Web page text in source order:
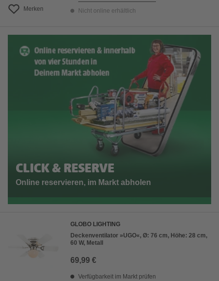
Merken Nicht online erhältlich
CLICK & RESERVE
Online reservieren, im Markt abholen
GLOBO LIGHTING
Deckenventilator »UGO«, Ø: 76 cm, Höhe: 28 cm,
60 W, Metall
69,99 €
Verfügbarkeit im Markt prüfen